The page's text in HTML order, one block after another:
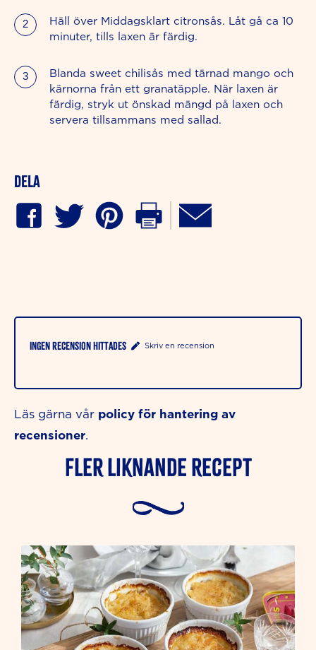
Häll över Middagsklart citronsås. Låt gå ca 10
minuter, tills laxen är färdig.
Blanda sweet chilisås med tärnad mango och
kärnorna från ett granatäpple. När laxen är
färdig, stryk ut önskad mängd på laxen och
servera tillsammans med sallad.
Dela
Ingen recension hittades Skriv en recension
Läs gärna vår policy för hantering av
recensioner.
Fler liknande Recept